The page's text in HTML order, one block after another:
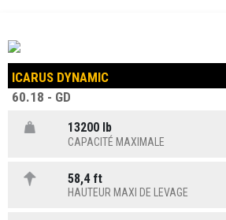
ICARUS DYNAMIC
60.18 - GD
13200 lb
CAPACITÉ MAXIMALE
58,4 ft
HAUTEUR MAXI DE LEVAGE